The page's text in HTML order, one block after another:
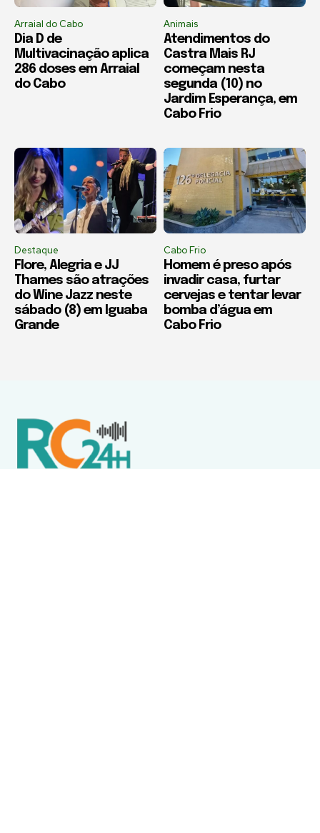
Arraial do Cabo
Dia D de
Multivacinação aplica
286 doses em Arraial
do Cabo
Animais
Atendimentos do
Castra Mais RJ
começam nesta
segunda (10) no
Jardim Esperança, em
Cabo Frio
Destaque
Flore, Alegria e JJ
Thames são atrações
do Wine Jazz neste
sábado (8) em Iguaba
Grande
Cabo Frio
Homem é preso após
invadir casa, furtar
cervejas e tentar levar
bomba d’água em
Cabo Frio